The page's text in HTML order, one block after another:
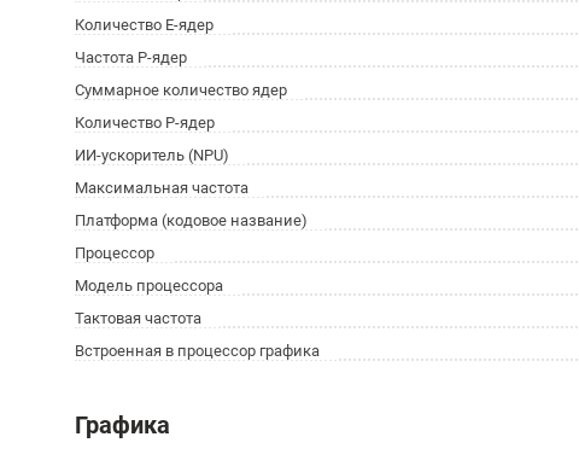
Количество E-ядер
Частота P-ядер
Суммарное количество ядер
Количество P-ядер
ИИ-ускоритель (NPU)
Максимальная частота
Платформа (кодовое название)
Процессор
Модель процессора
Тактовая частота
Встроенная в процессор графика
Графика